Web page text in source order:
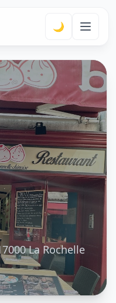
🌙
La Rochelle